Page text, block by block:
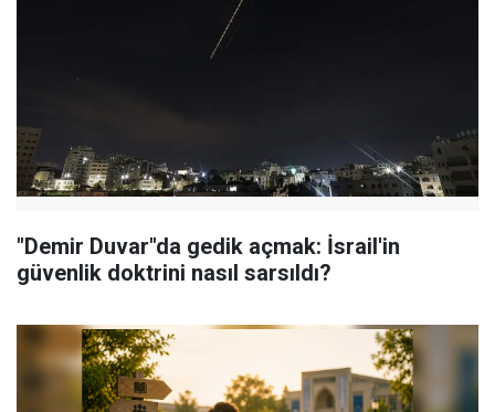
"Demir Duvar"da gedik açmak: İsrail'in
güvenlik doktrini nasıl sarsıldı?